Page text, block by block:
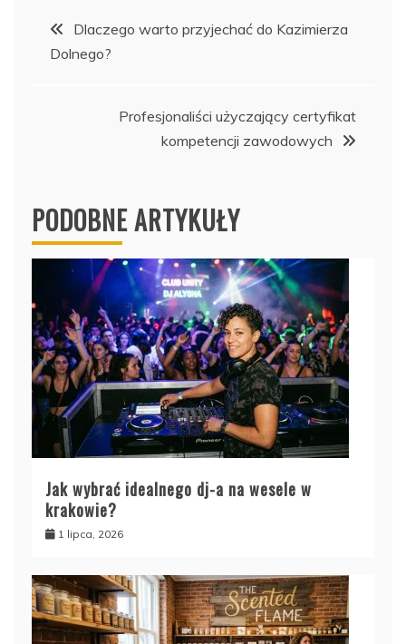
Nawigacja
wpisu
Dlaczego warto przyjechać do Kazimierza
Dolnego?
Profesjonaliści użyczający certyfikat
kompetencji zawodowych
PODOBNE ARTYKUŁY
Jak wybrać idealnego dj-a na wesele w
krakowie?
1 lipca, 2026